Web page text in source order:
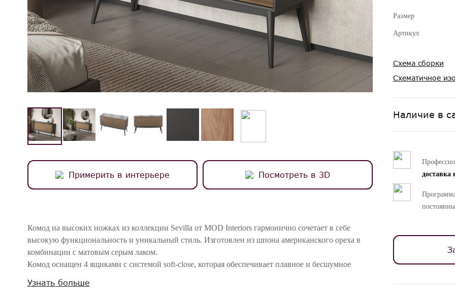
Примерить в интерьере Посмотреть в 3D
Комод на высоких ножках из коллекции Sevilla от MOD Interiors гармонично сочетает в себе
высокую функциональность и уникальный стиль. Изготовлен из шпона американского ореха в
комбинации с матовым серым лаком.
Комод оснащен 4 ящиками с системой soft-close, которая обеспечивает плавное и бесшумное
Благодаря своим размерам и минималистичному дизайну комод прекрасно подходит для
Узнать больше
Размер
Артикул
Схема сборки
Схематичное
Наличие в
доставка